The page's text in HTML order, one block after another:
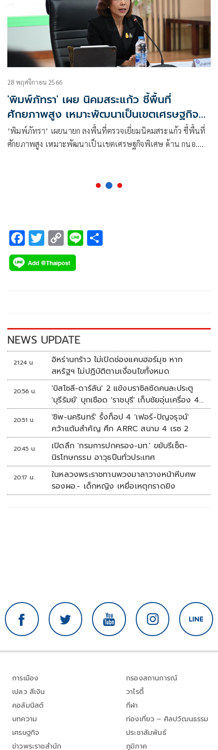
28 พฤศจิกายน 2566
'พิมพ์ภัทรา' เผย นิคมสระแก้ว ชี้พื้นที่
ศักยภาพสูง เหมาะพัฒนาเป็นเขตเศรษฐกิจ
พิเศษ
‘พิมพ์ภัทรา’ เผยนายก ลงพื้นที่ตรวจเยี่ยมนิคมสระแก้ว ชี้พื้นที่
ศักยภาพสูง เหมาะพัฒนาเป็นเขตเศรษฐกิจพิเศษ ด้าน กนอ.
F
ac
e
k
T
wi
tt
C
o
p
k
Li
NEWS UPDATE
21:24 น.
อิหร่านกร้าว ไม่เปิดช่องแคบฮอร์มุซ หาก
สหรัฐฯ ไม่ปฏิบัติตามเงื่อนไขทั้งหมด
20:56 น.
'บิสโซลี-ดาร์ลัน' 2 แข้งบราซิลซัดคนละประตู
'บุรีรัมย์' บุกเชือด 'ราชบุรี' เก็บชัยอุ่นเครื่อง 4
นัดรวด
20:51 น.
'ชิพ-นครินทร์' รั้งท็อป 4 'เฟอร์-ปัญจรุจน์'
คว้าแต้มสำคัญ ศึก ARRC สนาม 4 เรซ 2
20:45 น.
เปิดลึก 'กรมการปกครอง-มท.' ขยับรีเซ็ต-
นิรโทษกรรม อาวุธปืนทั่วประเทศ
20:17 น.
ในหลวงพระราชทานพวงมาลาวางหน้าหีบศพ
รองผอ.- เด็กหญิง เหยื่อเหตุกราดยิง
การเมือง
เปลว สีเงิน
คอลัมนิสต์
บทความ
เศรษฐกิจ
ข่าวพระราชสำนัก
กรองสถานการณ์
วาไรตี้
กีฬา
ท่องเที่ยว – ศิลปวัฒนธรรม
ประชาสัมพันธ์
ภูมิภาค